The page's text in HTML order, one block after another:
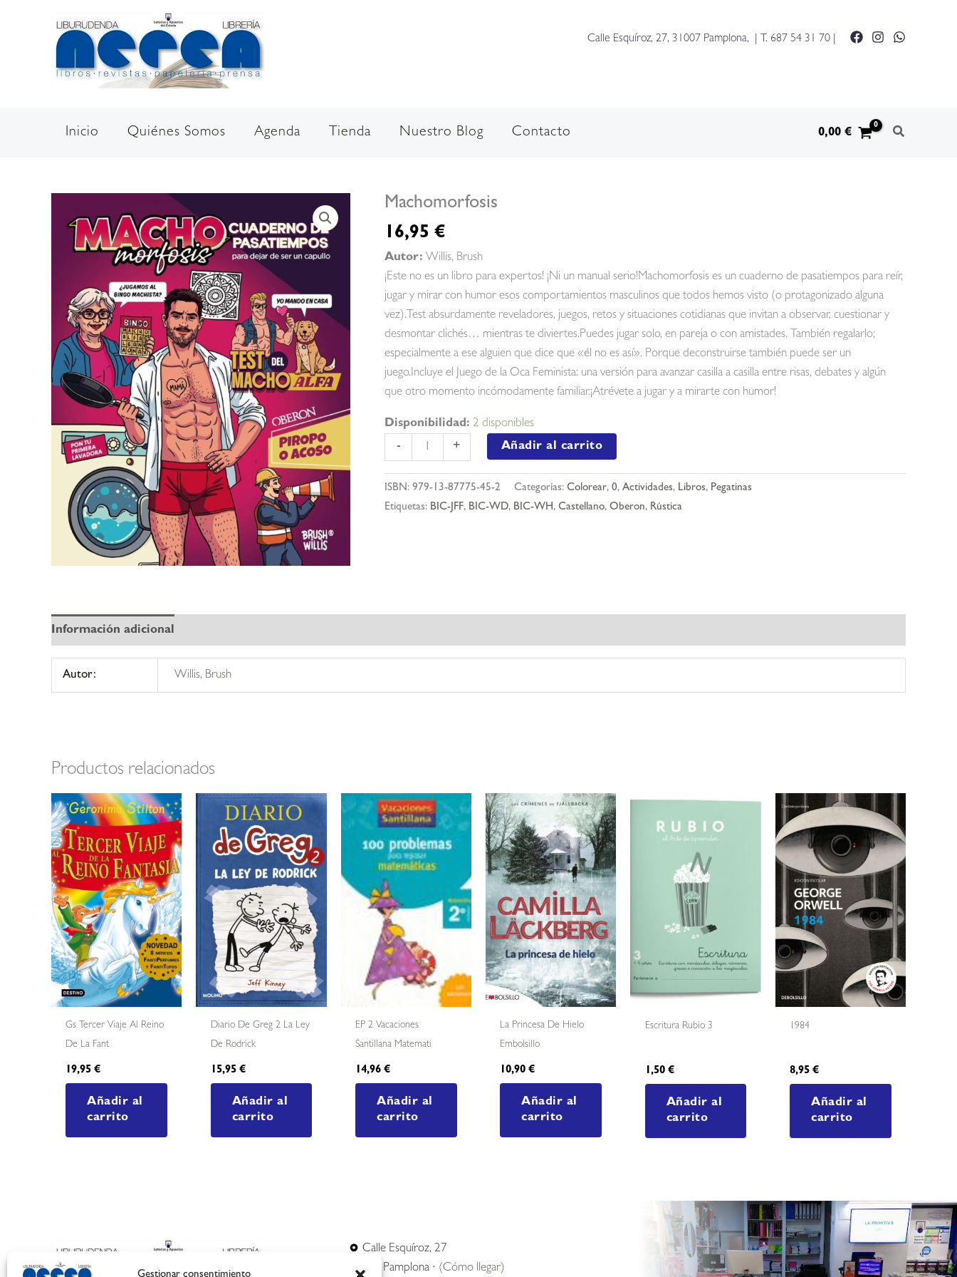
Calle Esquíroz, 27, 31007 Pamplona, | T. 687 54 31 70
Inicio Quiénes Somos Agenda Tienda Nuestro Blog Contacto 0,00€
Machomorfosis
16,95 €
Autor: Willis, Brush
¡Este no es un libro para expertos! ¡Ni un manual serio!Machomorfosis es un cuaderno de pasatiempos para reír,
jugar y mirar con humor esos comportamientos masculinos que todos hemos visto (o protagonizado alguna
vez).Test absurdamente reveladores, juegos, retos y situaciones cotidianas que invitan a observar, cuestionar y
desmontar clichés… mientras te diviertes.Puedes jugar solo, en pareja o con amistades. También regalarlo;
especialmente a ese alguien que dice que «él no es así». Porque deconstruirse también puede ser un
juego.Incluye el Juego de la Oca Feminista: una versión para avanzar casilla a casilla entre risas, debates y algún
que otro momento incómodamente familiar.¡Atrévete a jugar y a mirarte con humor!
Disponibilidad: 2 disponibles
-
Machomorfosis
cantidad
+ Añadir al carrito
ISBN: 979-13-87775-45-2 Categorías: Colorear, 0, Actividades, Libros, Pegatinas
Etiquetas: BIC-JFF, BIC-WD, BIC-WH, Castellano, Oberon, Rústica
Información adicional
Autor: Willis, Brush
Productos relacionados
Gs Tercer Viaje Al Reino
De La Fant
19,95€
Añadir al
carrito
Diario De Greg 2 La Ley
De Rodrick
15,95 €
Añadir al
carrito
EP 2 Vacaciones
Santillana Matemati
14,96€
Añadir al
carrito
La Princesa De Hielo
Embolsillo
10,90€
Añadir al
carrito
Escritura Rubio 3
1,50 €
Añadir al
carrito
1984
8,95€
Añadir al
carrito
Calle Esquíroz, 27
31007 Pamplona · (Cómo llegar)